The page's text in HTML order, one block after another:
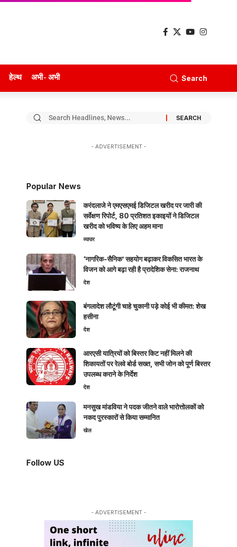
हेल्थ अभी- अभी Search
- ADVERTISEMENT -
Popular News
करंदलाजे ने एमएसएमई डिजिटल खरीद पर जारी की
सर्वेक्षण रिपोर्ट, 80 प्रतिशत इकाइयों ने डिजिटल
खरीद को भविष्य के लिए अहम माना
व्यापार
‘नागरिक-सैनिक’ सहयोग बढ़ाकर विकसित भारत के
विजन को आगे बढ़ा रही है प्रादेशिक सेना: राजनाथ
देश
बंगलादेश लौटूंगी चाहे चुकानी पड़े कोई भी कीमत: शेख
हसीना
देश
आरएसी यात्रियों को बिस्तर किट नहीं मिलने की
शिकायतों पर रेलवे बोर्ड सख्त, सभी जोन को पूर्ण बिस्तर
उपलब्ध कराने के निर्देश
देश
मनसुख मांडविया ने पदक जीतने वाले भारोत्तोलकों को
नकद पुरस्कारों से किया सम्मानित
खेल
Follow US
- ADVERTISEMENT -